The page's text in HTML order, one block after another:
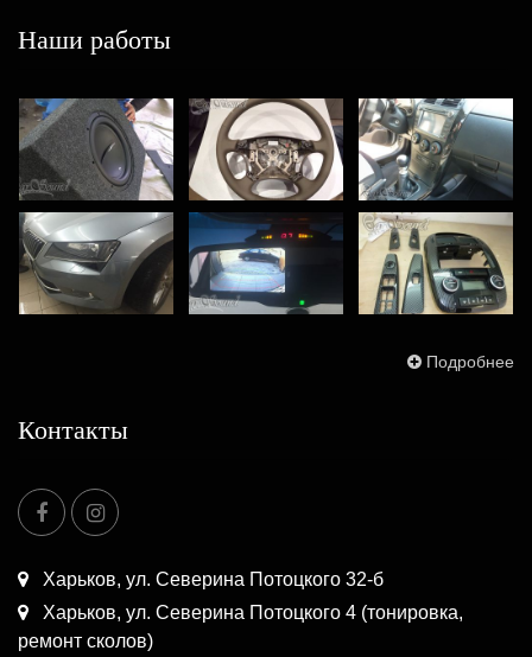
Наши работы
Подробнее
Контакты
Харьков, ул. Северина Потоцкого 32-б
Харьков, ул. Северина Потоцкого 4 (тонировка,
ремонт сколов)